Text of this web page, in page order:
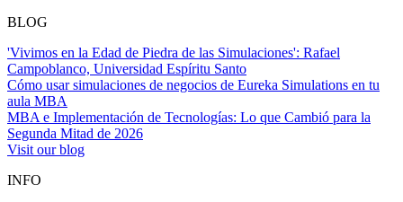
BLOG
'Vivimos en la Edad de Piedra de las Simulaciones': Rafael
Campoblanco, Universidad Espíritu Santo
Cómo usar simulaciones de negocios de Eureka Simulations en tu
aula MBA
MBA e Implementación de Tecnologías: Lo que Cambió para la
Segunda Mitad de 2026
Visit our blog
INFO